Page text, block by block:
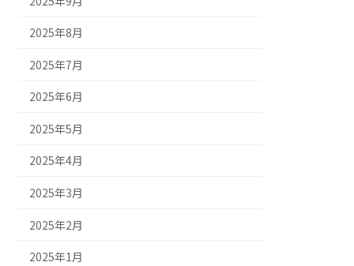
2025年8月
2025年7月
2025年6月
2025年5月
2025年4月
2025年3月
2025年2月
2025年1月